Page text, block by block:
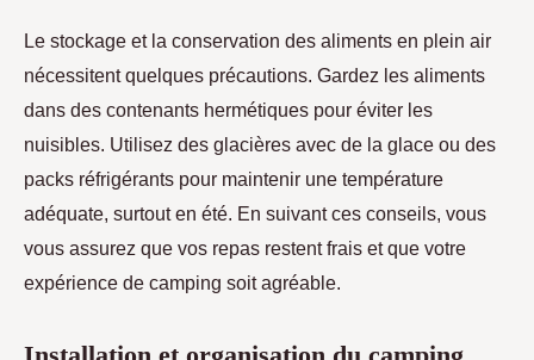
Le stockage et la conservation des aliments en plein air
nécessitent quelques précautions. Gardez les aliments
dans des contenants hermétiques pour éviter les
nuisibles. Utilisez des glacières avec de la glace ou des
packs réfrigérants pour maintenir une température
adéquate, surtout en été. En suivant ces conseils, vous
vous assurez que vos repas restent frais et que votre
expérience de camping soit agréable.